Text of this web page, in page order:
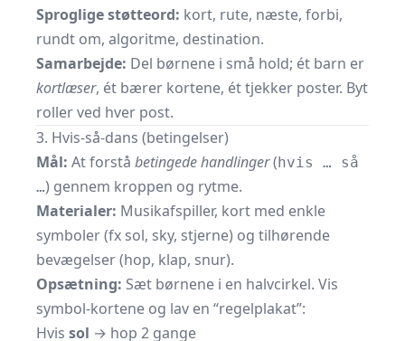
Sproglige støtteord: kort, rute, næste, forbi,
rundt om, algoritme, destination.
Samarbejde: Del børnene i små hold; ét barn er
kortlæser, ét bærer kortene, ét tjekker poster. Byt
roller ved hver post.
3. Hvis-så-dans (betingelser)
Mål: At forstå betingede handlinger(hvis … så
…) gennem kroppen og rytme.
Materialer: Musikafspiller, kort med enkle
symboler (fx sol, sky, stjerne) og tilhørende
bevægelser (hop, klap, snur).
Opsætning: Sæt børnene i en halvcirkel. Vis
symbol-kortene og lav en “regelplakat”:
Hvis sol → hop 2 gange